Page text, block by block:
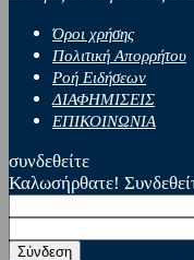
Όροι χρήσης
Πολιτική Απορρήτου
Ροή Ειδήσεων
ΔΙΑΦΗΜΙΣΕΙΣ
ΕΠΙΚΟΙΝΩΝΙΑ
συνδεθείτε
Καλωσήρθατε!